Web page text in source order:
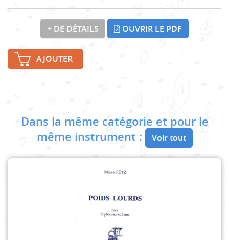
+ DE DÉTAILS OUVRIR LE PDF
AJOUTER
Dans la même catégorie et pour le
même instrument :
Voir tout